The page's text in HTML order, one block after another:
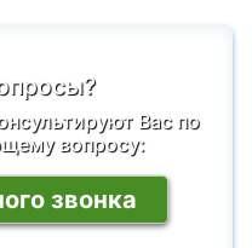
Вас по
вопросу:
звонка